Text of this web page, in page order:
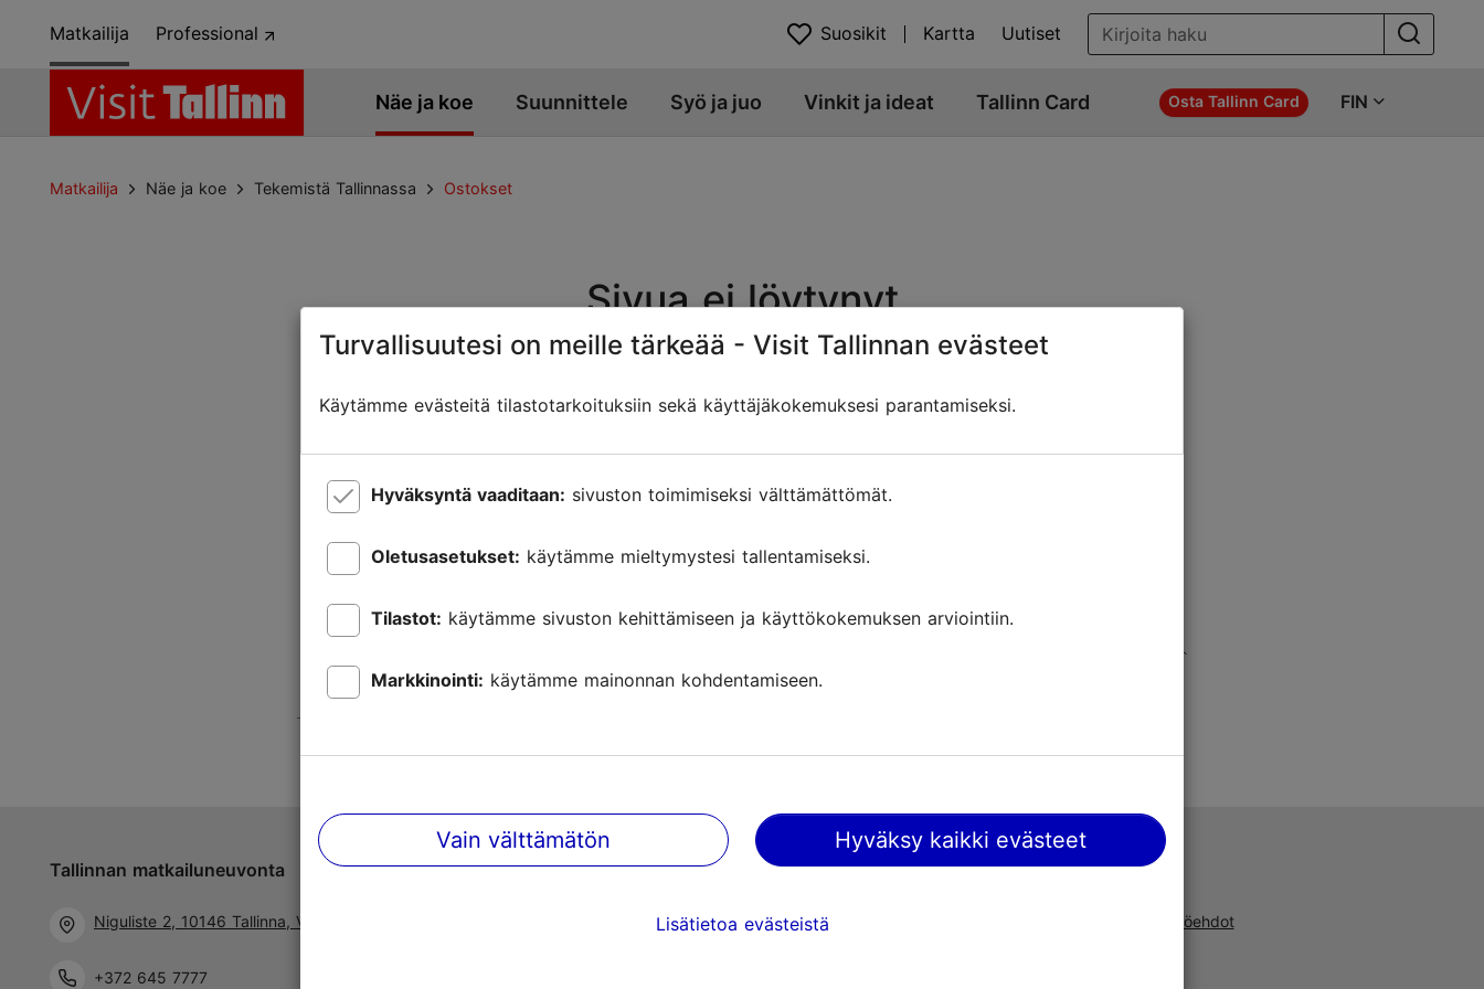
Matkailija Professional Suosikit Kartta Uutiset
Näe ja koe Suunnittele Syö ja juo Vinkit ja ideat Tallinn Card Osta Tallinn Card FIN
Matkailija Näe ja koe Tekemistä Tallinnassa Ostokset
Sivua ei löytynyt
Tallinnan matkailuneuvonta
Niguliste 2, 10146 Tallinna, Viro
+372 645 7777
Tallinnassa tapahtuu
Saa tietoa tulevista tapahtumista, uusista
Tuki
Käyttöehdot
Turvallisuutesi on meille tärkeää - Visit Tallinnan evästeet
Käytämme evästeitä tilastotarkoituksiin sekä käyttäjäkokemuksesi parantamiseksi.
Hyväksyntä vaaditaan: sivuston toimimiseksi välttämättömät.
Oletusasetukset: käytämme mieltymystesi tallentamiseksi.
Tilastot: käytämme sivuston kehittämiseen ja käyttökokemuksen arviointiin.
Markkinointi: käytämme mainonnan kohdentamiseen.
Vain välttämätön Hyväksy kaikki evästeet
Lisätietoa evästeistä